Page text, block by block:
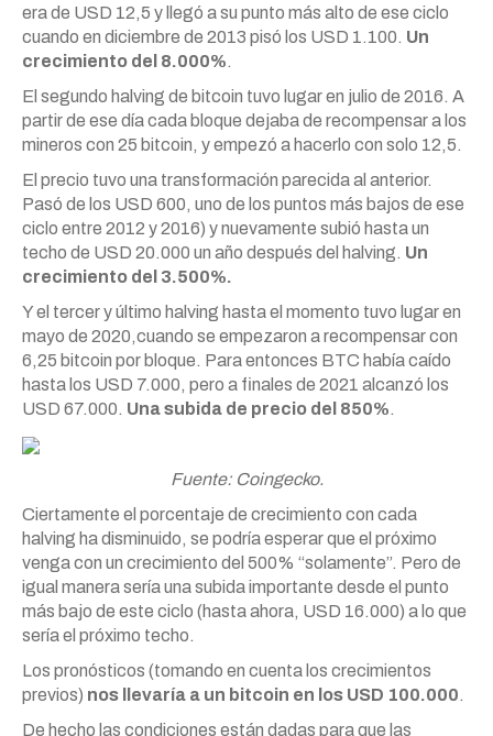
era de USD 12,5 y llegó a su punto más alto de ese ciclo
cuando en diciembre de 2013 pisó los USD 1.100. Un
crecimiento del 8.000%.
El segundo halving de bitcoin tuvo lugar en julio de 2016. A
partir de ese día cada bloque dejaba de recompensar a los
mineros con 25 bitcoin, y empezó a hacerlo con solo 12,5.
El precio tuvo una transformación parecida al anterior.
Pasó de los USD 600, uno de los puntos más bajos de ese
ciclo entre 2012 y 2016) y nuevamente subió hasta un
techo de USD 20.000 un año después del halving. Un
crecimiento del 3.500%.
Y el tercer y último halving hasta el momento tuvo lugar en
mayo de 2020,cuando se empezaron a recompensar con
6,25 bitcoin por bloque. Para entonces BTC había caído
hasta los USD 7.000, pero a finales de 2021 alcanzó los
USD 67.000. Una subida de precio del 850%.
Fuente: Coingecko.
Ciertamente el porcentaje de crecimiento con cada
halving ha disminuido, se podría esperar que el próximo
venga con un crecimiento del 500% “solamente”. Pero de
igual manera sería una subida importante desde el punto
más bajo de este ciclo (hasta ahora, USD 16.000) a lo que
sería el próximo techo.
Los pronósticos (tomando en cuenta los crecimientos
previos) nos llevaría a un bitcoin en los USD 100.000.
De hecho las condiciones están dadas para que las